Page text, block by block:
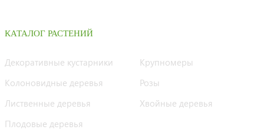
КАТАЛОГ РАСТЕНИЙ
Декоративные кустарники
Колоновидные деревья
Лиственные деревья
Плодовые деревья
Крупномеры
Розы
Хвойные деревья